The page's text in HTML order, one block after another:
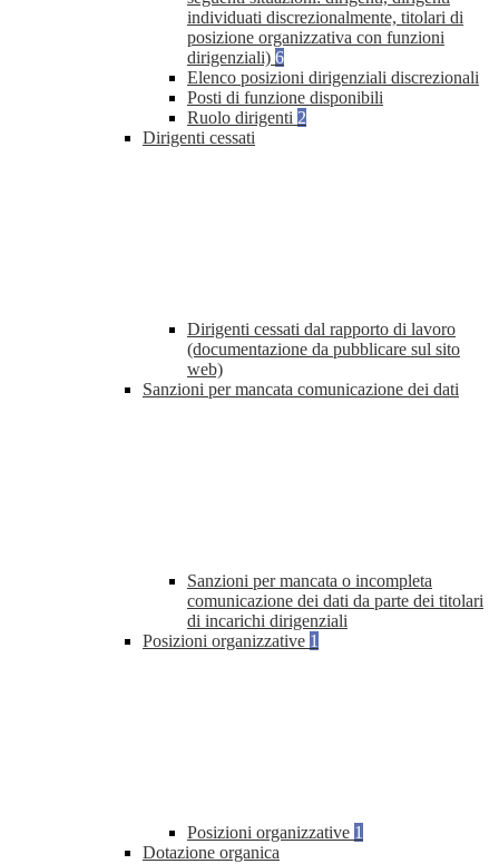
individuati discrezionalmente, titolari di
posizione organizzativa con funzioni
dirigenziali) 6
Elenco posizioni dirigenziali discrezionali
Posti di funzione disponibili
Ruolo dirigenti 2
Dirigenti cessati
Dirigenti cessati dal rapporto di lavoro
(documentazione da pubblicare sul sito
web)
Sanzioni per mancata comunicazione dei dati
Sanzioni per mancata o incompleta
comunicazione dei dati da parte dei titolari
di incarichi dirigenziali
Posizioni organizzative 1
Posizioni organizzative 1
Dotazione organica